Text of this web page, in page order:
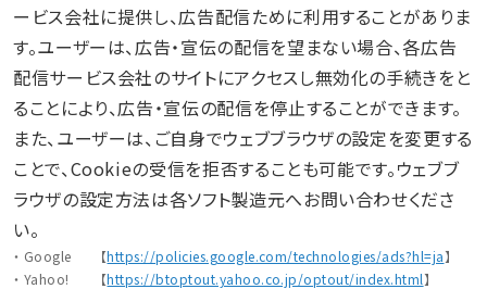
ービス会社に提供し、広告配信ために利用することがありま
す。ユーザーは、広告・宣伝の配信を望まない場合、各広告
配信サービス会社のサイトにアクセスし無効化の手続きをと
ることにより、広告・宣伝の配信を停止することができます。
また、ユーザーは、ご自身でウェブブラウザの設定を変更する
ことで、Cookieの受信を拒否することも可能です。ウェブブ
ラウザの設定方法は各ソフト製造元へお問い合わせくださ
い。
・ Google 【https://policies.google.com/technologies/ads?hl=ja】
・ Yahoo!
【https://btoptout.yahoo.co.jp/optout/index.html】